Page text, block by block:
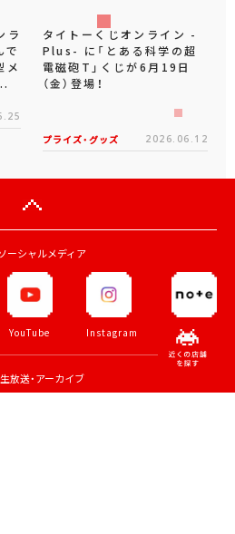
ラ
で
メ
タイトーくじオンライン -
Plus- に「とある科学の超
電磁砲T」くじが6月19日
（金）登場！
プライズ・グッズ 2026.06.12
ーシャルメディア
YouTube Instagram note
放送・アーカイブ